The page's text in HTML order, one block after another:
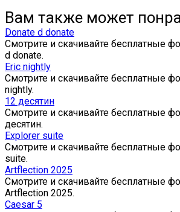
Вам также может
Donate d donate
Смотрите и скачивайте бесплатные
d donate.
Eric nightly
Смотрите и скачивайте бесплатные
nightly.
12 десятин
Смотрите и скачивайте бесплатные
десятин.
Explorer suite
Смотрите и скачивайте бесплатные
suite.
Artflection 2025
Смотрите и скачивайте бесплатные
Artflection 2025.
Caesar 5